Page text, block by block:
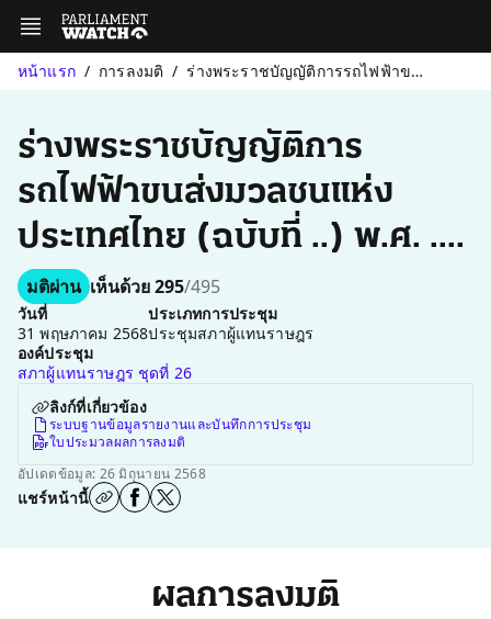
หน้าแรก การลงมติ ร่างพระราชบัญญัติการรถไฟฟ้าขนส่งมวลชนแห่งประเทศไทย (ฉบับที่ ..) ...
ร่างพระราชบัญญัติการ
รถไฟฟ้าขนส่งมวลชนแห่ง
ประเทศไทย (ฉบับที่ ..) พ.ศ. ....
มติผ่าน เห็นด้วย 295/495
วันที่
31 พฤษภาคม 2568
ประเภทการประชุม
ประชุมสภาผู้แทนราษฎร
องค์ประชุม
สภาผู้แทนราษฎร ชุดที่ 26
ลิงก์ที่เกี่ยวข้อง
ระบบฐานข้อมูลรายงานและบันทึกการประชุม
ใบประมวลผลการลงมติ
อัปเดตข้อมูล: 26 มิถุนายน 2568
แชร์หน้านี้
ผลการลงมติ